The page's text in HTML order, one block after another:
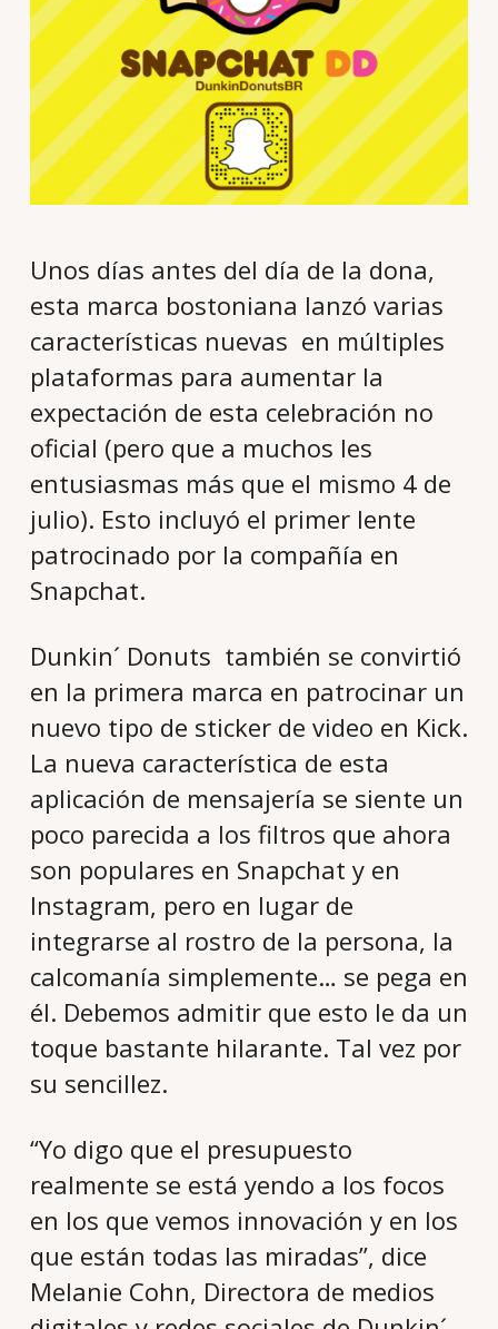
Unos días antes del día de la dona,
esta marca bostoniana lanzó varias
características nuevas en múltiples
plataformas para aumentar la
expectación de esta celebración no
oficial (pero que a muchos les
entusiasmas más que el mismo 4 de
julio). Esto incluyó el primer lente
patrocinado por la compañía en
Snapchat.
Dunkin´ Donuts también se convirtió
en la primera marca en patrocinar un
nuevo tipo de sticker de video en Kick.
La nueva característica de esta
aplicación de mensajería se siente un
poco parecida a los filtros que ahora
son populares en Snapchat y en
Instagram, pero en lugar de
integrarse al rostro de la persona, la
calcomanía simplemente… se pega en
él. Debemos admitir que esto le da un
toque bastante hilarante. Tal vez por
su sencillez.
“Yo digo que el presupuesto
realmente se está yendo a los focos
en los que vemos innovación y en los
que están todas las miradas”, dice
Melanie Cohn, Directora de medios